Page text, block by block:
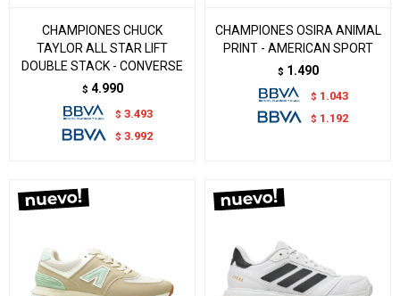
CHAMPIONES CHUCK
TAYLOR ALL STAR LIFT
DOUBLE STACK - CONVERSE
$ 4.990
$ 3.493
$ 3.992
CHAMPIONES OSIRA ANIMAL
PRINT - AMERICAN SPORT
$ 1.490
$ 1.043
$ 1.192